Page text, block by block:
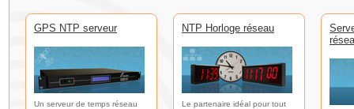
GPS NTP serveur
Un serveur de temps réseau
NTP Horloge réseau
Le partenaire idéal pour tout